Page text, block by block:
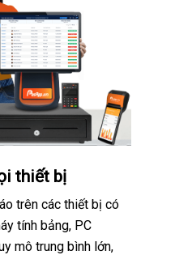
thiết bị
trên các thiết bị có
tính bảng, PC
mô trung bình lớn,